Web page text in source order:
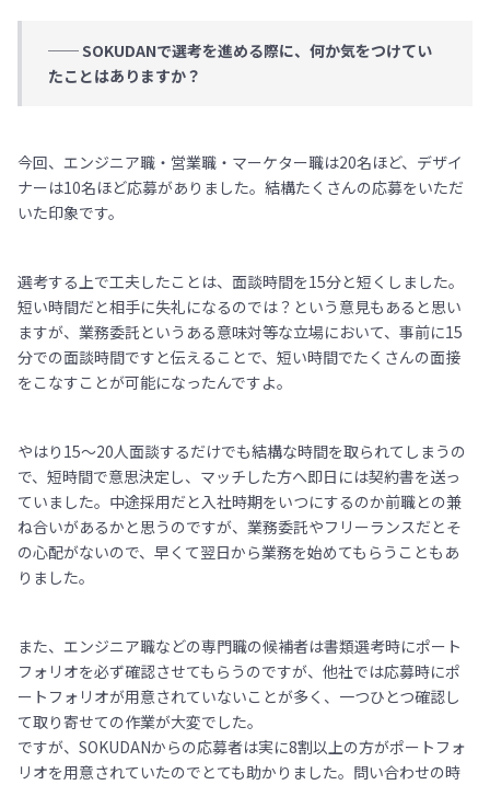
── SOKUDANで選考を進める際に、何か気をつけてい
たことはありますか？
今回、エンジニア職・営業職・マーケター職は20名ほど、デザイ
ナーは10名ほど応募がありました。結構たくさんの応募をいただ
いた印象です。
選考する上で工夫したことは、面談時間を15分と短くしました。
短い時間だと相手に失礼になるのでは？という意見もあると思い
ますが、業務委託というある意味対等な立場において、事前に15
分での面談時間ですと伝えることで、短い時間でたくさんの面接
をこなすことが可能になったんですよ。
やはり15〜20人面談するだけでも結構な時間を取られてしまうの
で、短時間で意思決定し、マッチした方へ即日には契約書を送っ
ていました。中途採用だと入社時期をいつにするのか前職との兼
ね合いがあるかと思うのですが、業務委託やフリーランスだとそ
の心配がないので、早くて翌日から業務を始めてもらうこともあ
りました。
また、エンジニア職などの専門職の候補者は書類選考時にポート
フォリオを必ず確認させてもらうのですが、他社では応募時にポ
ートフォリオが用意されていないことが多く、一つひとつ確認し
て取り寄せての作業が大変でした。
ですが、SOKUDANからの応募者は実に8割以上の方がポートフォ
リオを用意されていたのでとても助かりました。問い合わせの時